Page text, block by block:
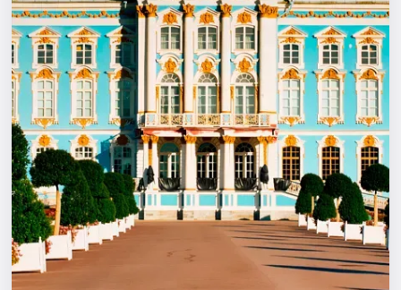
Города
Площадки
Артисты
Рейтинги